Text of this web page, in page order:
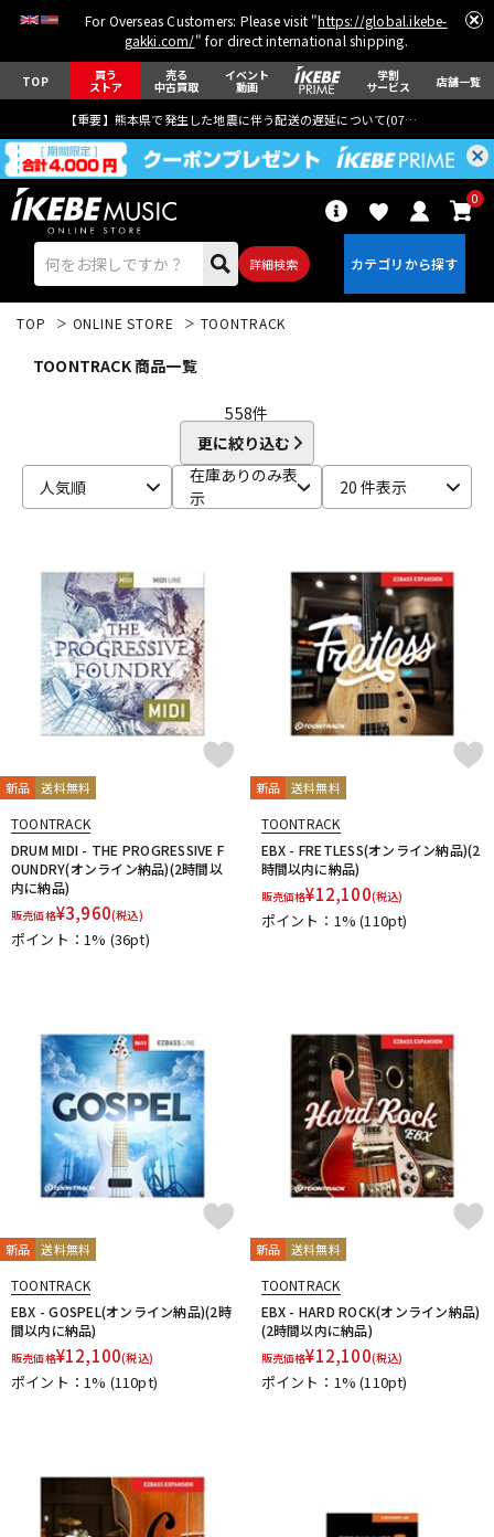
For Overseas Customers: Please visit "https://global.ikebe-
gakki.com/" for direct international shipping.
TOP 買う
ストア
売る
中古買取
イベント
動画
学割
サービス 店舗一覧
【重要】熊本県で発生した地震に伴う配送の遅延について(07月29日
詳細検索
0
ドラム パーカッション
キーボード 電子ピアノ
アンプ エフェクター
DJ機器 DTM
配信/ライブ機器 楽器アクセサリ
中古 ヴィンテージ
TOP ONLINE STORE TOONTRACK
TOONTRACK 商品一覧
558件
更に絞り込む
人気順
在庫ありのみ表
示
20 件表示
新品 送料無料
TOONTRACK
DRUM MIDI - THE PROGRESSIVE F
OUNDRY(オンライン納品)(2時間以
内に納品)
販売価格¥3,960(税込)
ポイント：1% (36pt)
新品 送料無料
TOONTRACK
EBX - FRETLESS(オンライン納品)(2
時間以内に納品)
販売価格¥12,100(税込)
ポイント：1%(110pt)
新品 送料無料
TOONTRACK
EBX - GOSPEL(オンライン納品)(2時
間以内に納品)
販売価格¥12,100(税込)
ポイント：1% (110pt)
新品 送料無料
TOONTRACK
EBX - HARD ROCK(オンライン納品)
(2時間以内に納品)
販売価格¥12,100(税込)
ポイント：1%(110pt)